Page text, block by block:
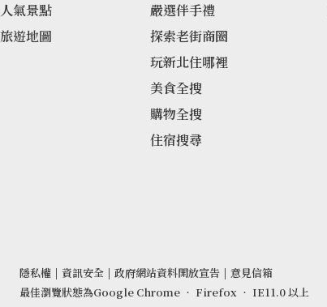
人氣景點
旅遊地圖
嚴選伴手禮
探索老街商圈
玩新北住哪裡
美食全搜
購物全搜
住宿搜尋
隱私權 | 資訊安全 | 政府網站資料開放宣告 | 意見信箱
最佳瀏覽狀態為Google Chrome ‧ Firefox ‧ IE11.0 以上